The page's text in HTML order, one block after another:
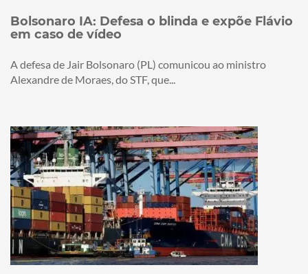
Bolsonaro IA: Defesa o blinda e expõe Flávio
em caso de vídeo
A defesa de Jair Bolsonaro (PL) comunicou ao ministro
Alexandre de Moraes, do STF, que...